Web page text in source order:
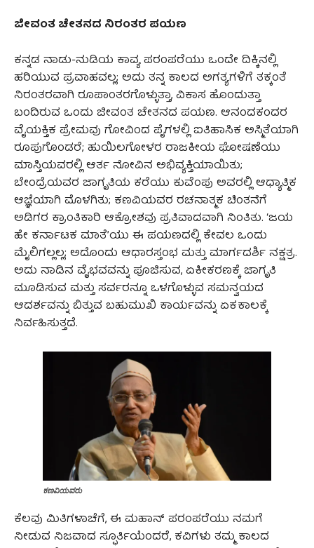
ಜೀವಂತ ಚೇತನದ ನಿರಂತರ ಪಯಣ
ಕನ್ನಡ ನಾಡು-ನುಡಿಯ ಕಾವ್ಯ ಪರಂಪರೆಯು ಒಂದೇ ದಿಕ್ಕಿನಲ್ಲಿ
ಹರಿಯುವ ಪ್ರವಾಹವಲ್ಲ; ಅದು ತನ್ನ ಕಾಲದ ಅಗತ್ಯಗಳಿಗೆ ತಕ್ಕಂತೆ
ನಿರಂತರವಾಗಿ ರೂಪಾಂತರಗೊಳ್ಳುತ್ತಾ, ವಿಕಾಸ ಹೊಂದುತ್ತಾ
ಬಂದಿರುವ ಒಂದು ಜೀವಂತ ಚೇತನದ ಪಯಣ. ಆನಂದಕಂದರ
ವೈಯಕ್ತಿಕ ಪ್ರೇಮವು ಗೋವಿಂದ ಪೈಗಳಲ್ಲಿ ಐತಿಹಾಸಿಕ ಅಸ್ಮಿತೆಯಾಗಿ
ರೂಪುಗೊಂಡರೆ; ಹುಯಿಲಗೋಳರ ರಾಜಕೀಯ ಘೋಷಣೆಯು
ಮಾಸ್ತಿಯವರಲ್ಲಿ ಆರ್ತ ನೋವಿನ ಅಭಿವ್ಯಕ್ತಿಯಾಯಿತು;
ಬೇಂದ್ರೆಯವರ ಜಾಗೃತಿಯ ಕರೆಯು ಕುವೆಂಪು ಅವರಲ್ಲಿ ಆಧ್ಯಾತ್ಮಿಕ
ಆಜ್ಞೆಯಾಗಿ ಮೊಳಗಿತು; ಕಣವಿಯವರ ರಚನಾತ್ಮಕ ಚಿಂತನೆಗೆ
ಅಡಿಗರ ಕ್ರಾಂತಿಕಾರಿ ಆಕ್ರೋಶವು ಪ್ರತಿವಾದವಾಗಿ ನಿಂತಿತು. ‘ಜಯ
ಹೇ ಕರ್ನಾಟಕ ಮಾತೆ’ಯು ಈ ಪಯಣದಲ್ಲಿ ಕೇವಲ ಒಂದು
ಮೈಲಿಗಲ್ಲಲ್ಲ; ಅದೊಂದು ಆಧಾರಸ್ತಂಭ ಮತ್ತು ಮಾರ್ಗದರ್ಶಿ ನಕ್ಷತ್ರ.
ಅದು ನಾಡಿನ ವೈಭವವನ್ನು ಪೂಜಿಸುವ, ಏಕೀಕರಣಕ್ಕೆ ಜಾಗೃತಿ
ಮೂಡಿಸುವ ಮತ್ತು ಸರ್ವರನ್ನೂ ಒಳಗೊಳ್ಳುವ ಸಮನ್ವಯದ
ಆದರ್ಶವನ್ನು ಬಿತ್ತುವ ಬಹುಮುಖಿ ಕಾರ್ಯವನ್ನು ಏಕಕಾಲಕ್ಕೆ
ನಿರ್ವಹಿಸುತ್ತದೆ.
ಕಣವಿಯವರು
ಕೆಲವು ಮಿತಿಗಳಾಚೆಗೆ, ಈ ಮಹಾನ್ ಪರಂಪರೆಯು ನಮಗೆ
ನೀಡುವ ನಿಜವಾದ ಸ್ಫೂರ್ತಿಯೆಂದರೆ, ಕವಿಗಳು ತಮ್ಮ ಕಾಲದ